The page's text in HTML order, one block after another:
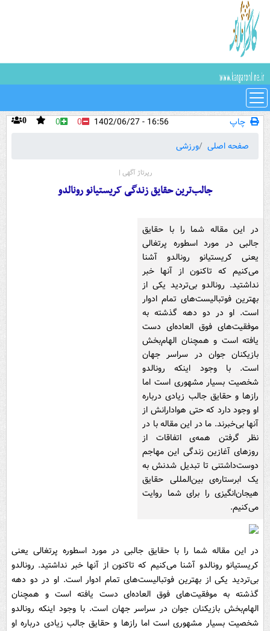
چاپ 0 0 0
16:56 - 1402/06/27
صفحه اصلی
ورزشی
رپرتاژ آگهی |
جالب‌ترین حقایق زندگی کریستیانو رونالدو
در این مقاله شما را با حقایق
جالبی در مورد اسطوره پرتغالی
یعنی کریستیانو رونالدو آشنا
می‌کنیم که تاکنون از آنها خبر
نداشتید. رونالدو بی‌تردید یکی از
بهترین فوتبالیست‌های تمام ادوار
است. او در دو دهه گذشته به
موفقیت‌های فوق العاده‌ای دست
یافته است و همچنان الهام‌بخش
بازیکنان جوان در سراسر جهان
است. با وجود اینکه رونالدو
شخصیت بسیار مشهوری است اما
رازها و حقایق جالب زیادی درباره
او وجود دارد که حتی هوادارانش از
آنها بی‌خبرند. ما در این مقاله با در
نظر گرفتن همه‌ی اتفاقات از
روزهای آغازین زندگی این مهاجم
دوست‌داشتنی تا تبدیل شدنش به
یک ابرستاره‌ی بین‌المللی حقایق
هیجان‌انگیزی را برای شما روایت
می‌کنیم.
در این مقاله شما را با حقایق جالبی در مورد اسطوره پرتغالی یعنی
کریستیانو رونالدو آشنا می‌کنیم که تاکنون از آنها خبر نداشتید. رونالدو
بی‌تردید یکی از بهترین فوتبالیست‌های تمام ادوار است. او در دو دهه
گذشته به موفقیت‌های فوق العاده‌ای دست یافته است و همچنان
الهام‌بخش بازیکنان جوان در سراسر جهان است. با وجود اینکه رونالدو
شخصیت بسیار مشهوری است اما رازها و حقایق جالب زیادی درباره او